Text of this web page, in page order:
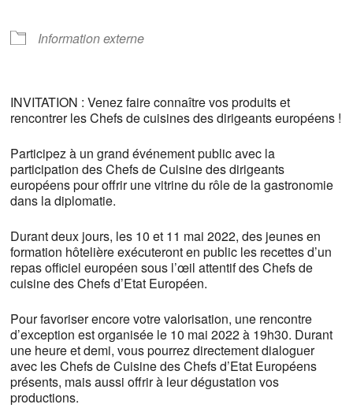
Information externe
INVITATION : Venez faire connaître vos produits et
rencontrer les Chefs de cuisines des dirigeants européens !
Participez à un grand événement public avec la
participation des Chefs de Cuisine des dirigeants
européens pour offrir une vitrine du rôle de la gastronomie
dans la diplomatie.
Durant deux jours, les 10 et 11 mai 2022, des jeunes en
formation hôtelière exécuteront en public les recettes d’un
repas officiel européen sous l’œil attentif des Chefs de
cuisine des Chefs d’Etat Européen.
Pour favoriser encore votre valorisation, une rencontre
d’exception est organisée le 10 mai 2022 à 19h30. Durant
une heure et demi, vous pourrez directement dialoguer
avec les Chefs de Cuisine des Chefs d’Etat Européens
présents, mais aussi offrir à leur dégustation vos
productions.